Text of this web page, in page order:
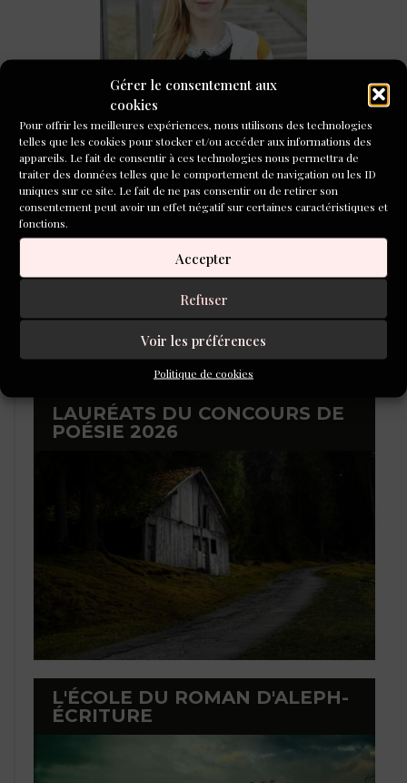
Gérer le consentement aux
cookies
Pour offrir les meilleures expériences, nous utilisons des technologies
telles que les cookies pour stocker et/ou accéder aux informations des
appareils. Le fait de consentir à ces technologies nous permettra de
traiter des données telles que le comportement de navigation ou les ID
uniques sur ce site. Le fait de ne pas consentir ou de retirer son
consentement peut avoir un effet négatif sur certaines caractéristiques et
fonctions.
Accepter
Refuser
Voir les préférences
Politique de cookies
Tenir un journal, une routine d’écriture féconde pour
CONCOURS DE NOUVELLES
2026
LAURÉATS DU CONCOURS DE
POÉSIE 2026
L'ÉCOLE DU ROMAN D'ALEPH-
ÉCRITURE